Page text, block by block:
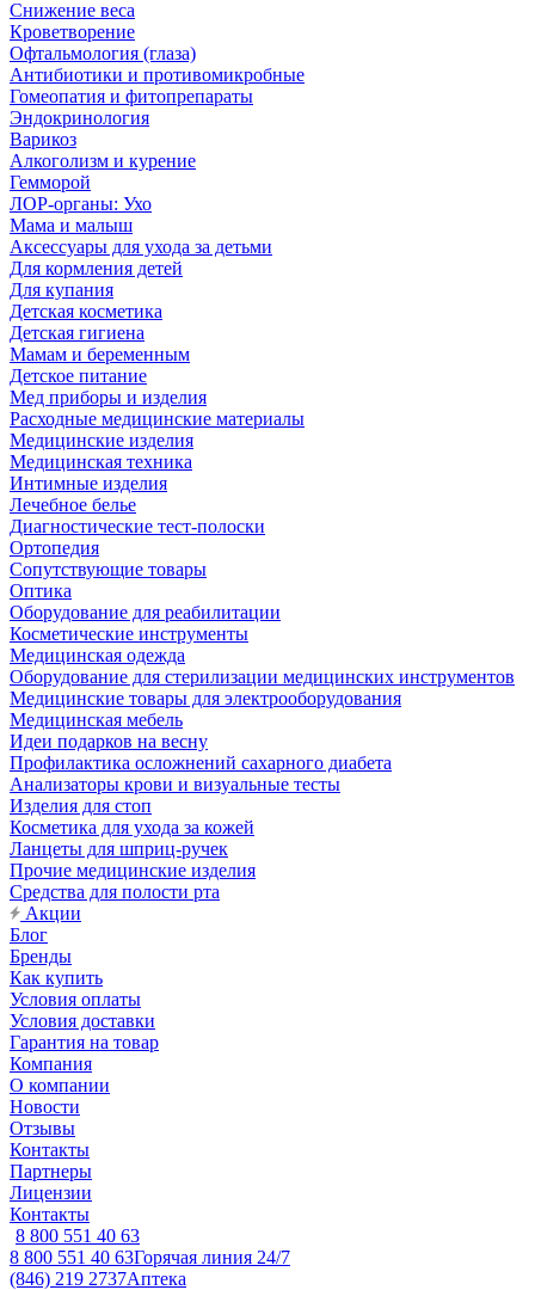
Снижение веса
Кроветворение
Офтальмология (глаза)
Антибиотики и противомикробные
Гомеопатия и фитопрепараты
Эндокринология
Варикоз
Алкоголизм и курение
Гемморой
ЛОР-органы: Ухо
Мама и малыш
Аксессуары для ухода за детьми
Для кормления детей
Для купания
Детская косметика
Детская гигиена
Мамам и беременным
Детское питание
Мед приборы и изделия
Расходные медицинские материалы
Медицинские изделия
Медицинская техника
Интимные изделия
Лечебное белье
Диагностические тест-полоски
Ортопедия
Сопутствующие товары
Оптика
Оборудование для реабилитации
Косметические инструменты
Медицинская одежда
Оборудование для стерилизации медицинских инструментов
Медицинские товары для электрооборудования
Медицинская мебель
Идеи подарков на весну
Профилактика осложнений сахарного диабета
Анализаторы крови и визуальные тесты
Изделия для стоп
Косметика для ухода за кожей
Ланцеты для шприц-ручек
Прочие медицинские изделия
Средства для полости рта
Акции
Блог
Бренды
Как купить
Условия оплаты
Условия доставки
Гарантия на товар
Компания
О компании
Новости
Отзывы
Контакты
Партнеры
Лицензии
Контакты
8 800 551 40 63
8 800 551 40 63Горячая линия 24/7
(846) 219 2737Аптека